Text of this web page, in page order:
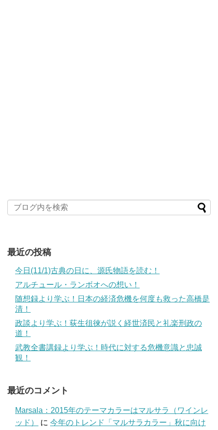
最近の投稿
今日(11/1)古典の日に、源氏物語を読む！
アルチュール・ランボオへの想い！
随想録より学ぶ！日本の経済危機を何度も救った高橋是
清！
政談より学ぶ！荻生徂徠が説く経世済民と礼楽刑政の
道！
武教全書講録より学ぶ！時代に対する危機意識と忠誠
観！
最近のコメント
Marsala：2015年のテーマカラーはマルサラ（ワインレ
ッド）
に 今年のトレンド「マルサラカラー」秋に向け